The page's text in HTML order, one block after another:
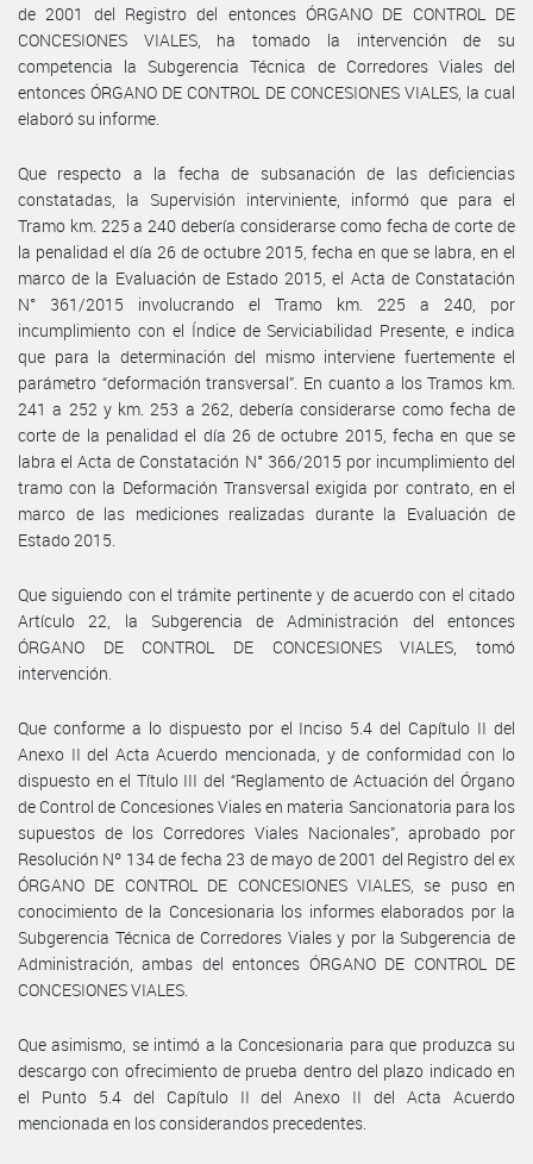
de 2001 del Registro del entonces ÓRGANO DE CONTROL DE
CONCESIONES VIALES, ha tomado la intervención de su
competencia la Subgerencia Técnica de Corredores Viales del
entonces ÓRGANO DE CONTROL DE CONCESIONES VIALES, la cual
elaboró su informe.
Que respecto a la fecha de subsanación de las deficiencias
constatadas, la Supervisión interviniente, informó que para el
Tramo km. 225 a 240 debería considerarse como fecha de corte de
la penalidad el día 26 de octubre 2015, fecha en que se labra, en el
marco de la Evaluación de Estado 2015, el Acta de Constatación
N° 361/2015 involucrando el Tramo km. 225 a 240, por
incumplimiento con el Índice de Serviciabilidad Presente, e indica
que para la determinación del mismo interviene fuertemente el
parámetro “deformación transversal”. En cuanto a los Tramos km.
241 a 252 y km. 253 a 262, debería considerarse como fecha de
corte de la penalidad el día 26 de octubre 2015, fecha en que se
labra el Acta de Constatación N° 366/2015 por incumplimiento del
tramo con la Deformación Transversal exigida por contrato, en el
marco de las mediciones realizadas durante la Evaluación de
Estado 2015.
Que siguiendo con el trámite pertinente y de acuerdo con el citado
Artículo 22, la Subgerencia de Administración del entonces
ÓRGANO DE CONTROL DE CONCESIONES VIALES, tomó
intervención.
Que conforme a lo dispuesto por el Inciso 5.4 del Capítulo II del
Anexo II del Acta Acuerdo mencionada, y de conformidad con lo
dispuesto en el Título III del “Reglamento de Actuación del Órgano
de Control de Concesiones Viales en materia Sancionatoria para los
supuestos de los Corredores Viales Nacionales”, aprobado por
Resolución Nº 134 de fecha 23 de mayo de 2001 del Registro del ex
ÓRGANO DE CONTROL DE CONCESIONES VIALES, se puso en
conocimiento de la Concesionaria los informes elaborados por la
Subgerencia Técnica de Corredores Viales y por la Subgerencia de
Administración, ambas del entonces ÓRGANO DE CONTROL DE
CONCESIONES VIALES.
Que asimismo, se intimó a la Concesionaria para que produzca su
descargo con ofrecimiento de prueba dentro del plazo indicado en
el Punto 5.4 del Capítulo II del Anexo II del Acta Acuerdo
mencionada en los considerandos precedentes.